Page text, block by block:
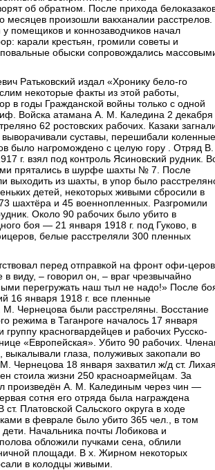
об обратном. После прихода
месяцев произошли вакханалии расстрелов.
помещиков и коннозаводчиков начал
карали крестьян, громили советы и
обыски сопровождались
Ратьковский издал «Хронику бело-го
некоторые факты из этой работы,
в годы Гражданской войны только с одной
Войска атамана А. М. Каледина 2 декабря
62 ростовских рабочих. Казаки
суставы, перешибали коленные
было нагромождено с целую гору . Отряд В.
г. взял под контроль Ясиновский рудник.
прятались в шурфе шахты № 7. После
выходить из шахты, в упор было
детей, некоторых живыми сбросили в
шахтёра и 45 военнопленных. Разгромили
Около 90 рабочих было убито в
боя — 21 января 1918 г. под Гуково, в
белые расстреляли 300 пленных
перед отправкой на фронт офи-церов
виду, – говорил он, – враг чрезвычайно
перегружать наш тыл не надо!» После
16 января 1918 г. все пленные
Чернецова были расстреляны. Восстание
режима в Таганроге началось 17 января
красногвардейцев и рабочих Русско-
«Европейская». Убито 90 рабочих.
глаза, полуживых закопали во
Чернецова 18 января захватил ж/д ст. Лихая.
стоила жизни 250 красноармейцам. За
произведён А. М. Калединым через чин —
сотня его отряда была награждена
Платовской Сальского округа в ходе
в феврале было убито 365 чел., в том
Начальника почты Лобикова и
обложили пучками сена, облили
площади. В х. Жирном некоторых
в колодцы живыми.